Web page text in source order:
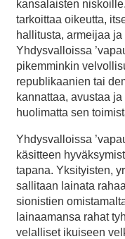
kansalaisten
tarkoittaa oikeutta,
hallitusta, armeijaa ja
Yhdysvalloissa
pikemminkin
republikaanien tai
kannattaa, avustaa
huolimatta sen
Yhdysvalloissa
käsitteen
tapana. Yksityisten,
sallitaan lainata
sionistien
lainaamansa rahat
velalliset ikuiseen